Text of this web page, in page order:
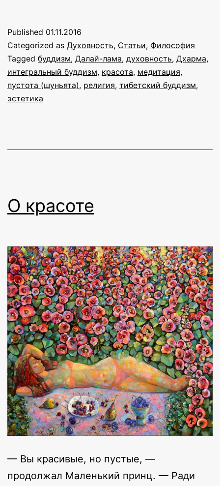
в
Риге.
Полевые
заметки
Published 01.11.2016
Categorized as Духовность, Статьи, Философия
Tagged буддизм, Далай-лама, духовность, Дхарма,
интегральный буддизм, красота, медитация,
пустота (шуньята), религия, тибетский буддизм,
эстетика
О красоте
— Вы красивые, но пустые, —
продолжал Маленький принц. — Ради